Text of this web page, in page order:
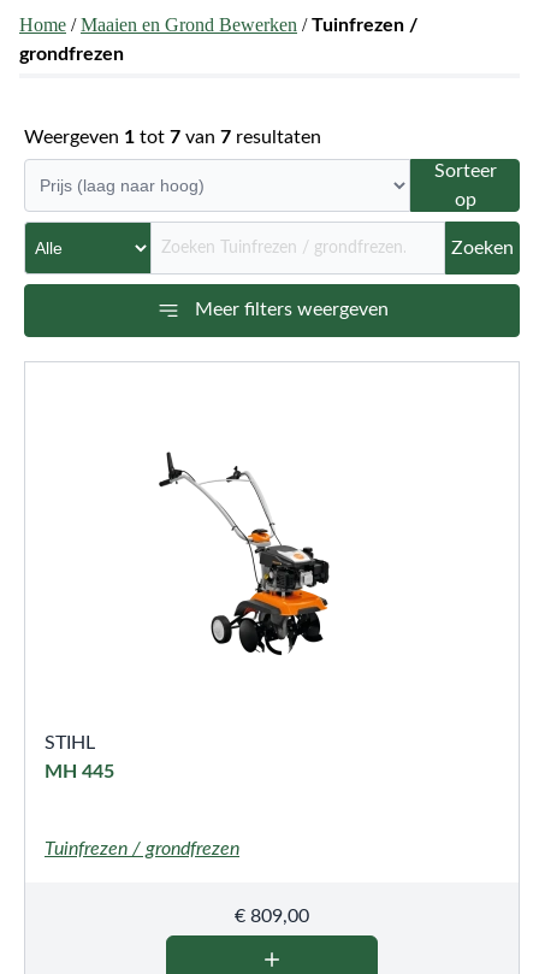
Home /Maaien en Grond Bewerken /Tuinfrezen /
grondfrezen
Weergeven 1 tot 7 van 7 resultaten
Sorteer
op
Zoeken
Meer filters weergeven
STIHL
MH 445
Tuinfrezen / grondfrezen
€ 809,00